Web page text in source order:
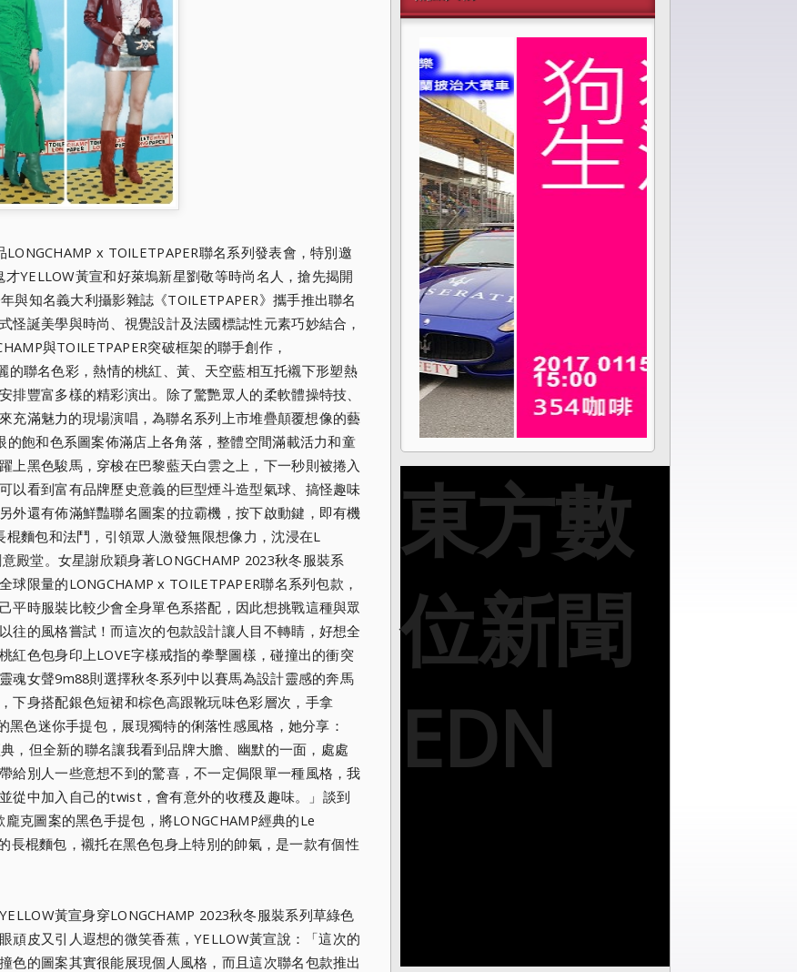
LONGCHAMP x TOILETPAPER聯名系列發表會，特別邀
才YELLOW黃宣和好萊塢新星劉敬等時尚名人，搶先揭開
與知名義大利攝影雜誌《TOILETPAPER》攜手推出聯名
怪誕美學與時尚、視覺設計及法國標誌性元素巧妙結合 ，
與TOILETPAPER突破框架的聯手創作，
的聯名色彩，熱情的桃紅、黃、 天空藍相互托襯下形塑熱
安排豐富多樣的精彩演出。除了驚艷眾人的柔軟體操特技、
充滿魅力的現場演唱，為聯名系列上市堆疊顛覆想像的藝
的飽和色系圖案佈滿店上各角落，整體空間滿載活力和童
上黑色駿馬，穿梭在巴黎藍天白雲之上，下一秒則被捲入
以看到富有品牌歷史意義的巨型煙斗造型氣球、搞怪趣味
另外還有佈滿鮮豔聯名圖案的拉霸機，按下啟動鍵，即有機
麵包和法鬥，引領眾人激發無限想像力，沈浸在L
殿堂。女星謝欣穎身著LONGCHAMP 2023秋冬服裝系
球限量的LONGCHAMP x TOILETPAPER聯名系列包款，
平時服裝比較少會全身單色系搭配，因此想挑戰這種與眾
往的風格嘗試！而這次的包款設計讓人目不轉睛，好想全
紅色包身印上LOVE字樣戒指的拳擊圖樣，碰撞出的衝突
魂女聲9m88則選擇秋冬系列中以賽馬為設計靈感的奔馬
下身搭配銀色短裙和棕色高跟靴玩味色彩層次 ，手拿
黑色迷你手提包，展現獨特的俐落性感風格，她分享：
，但全新的聯名讓我看到品牌大膽、幽默的一面， 處處
給別人一些意想不到的驚喜，不一定侷限單一種風格，我
從中加入自己的twist，會有意外的收穫及趣味。」談到
克圖案的黑色手提包， 將LONGCHAMP經典的Le
長棍麵包，襯托在黑色包身上特別的帥氣，是一款有個性
黃宣身穿LONGCHAMP 2023秋冬服裝系列草綠色
頑皮又引人遐想的微笑香蕉，YELLOW黃宣說：「這次的
色的圖案其實很能展現個人風格，而且這次聯名包款推出
東方數
位新聞
EDN